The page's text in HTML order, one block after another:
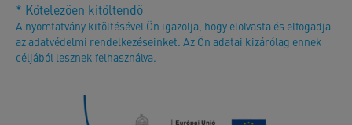
* Kötelezően kitöltendő
A nyomtatvány kitöltésével Ön igazolja, hogy elolvasta és elfogadja
az adatvédelmi rendelkezéseinket. Az Ön adatai kizárólag ennek
céljából lesznek felhasználva.